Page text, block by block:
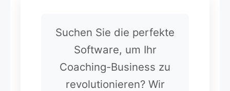
Suchen Sie die perfekte
Software, um Ihr
Coaching-Business zu
revolutionieren? Wir